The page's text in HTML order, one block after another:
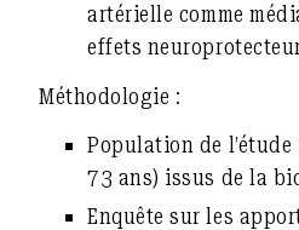
artérielle comme
effets
Méthodologie :
Population de l’étude
73 ans) issus de la
Enquête sur les